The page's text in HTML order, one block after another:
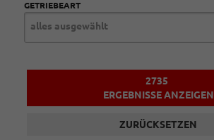
GETRIEBEART
alles ausgewählt
2735
ERGEBNISSE ANZEIGEN
ZURÜCKSETZEN